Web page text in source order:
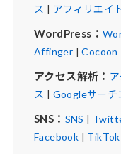
ス | アフィリエイ
WordPress：
Affinger |Cocoon
アクセス解析：
ス | Googleサーチ
SNS： SNS |
Facebook | TikTok